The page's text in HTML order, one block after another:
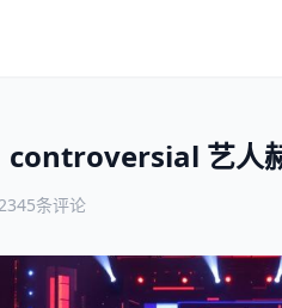
controversial 艺人
条评论